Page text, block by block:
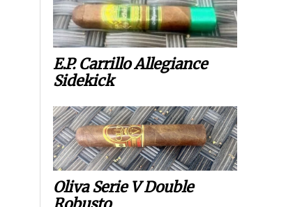
E.P. Carrillo Allegiance
Sidekick
Oliva Serie V Double